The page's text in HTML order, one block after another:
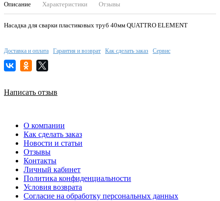
Описание Характеристики Отзывы
Насадка для сварки пластиковых труб 40мм QUATTRO ELEMENT
Доставка и оплата Гарантия и возврат Как сделать заказ Сервис
Написать отзыв
О компании
Как сделать заказ
Новости и статьи
Отзывы
Контакты
Личный кабинет
Политика конфиденциальности
Условия возврата
Согласие на обработку персональных данных